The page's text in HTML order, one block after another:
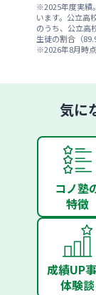
※2025年度実績
います。公立高
のうち、公立高
生徒の割合（
※2026年8月時
気に
コノ塾
特徴
成績UP
体験談